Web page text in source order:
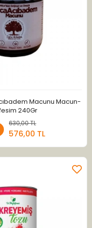
Macunu Macun-
240Gr
630,00 TL
576,00 TL
Sepete Ekle